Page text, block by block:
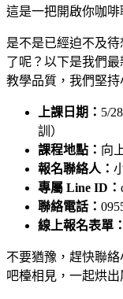
這是一把開啟你咖啡
是不是已經迫不及
了呢？以下是我們
教學品質，我們堅持
上課日期： 5/
訓）
課程地點： 向
報名聯絡人：
專屬 Line ID：
聯絡電話：
線上報名表單：
不要猶豫，趕快聯
吧檯相見，一起烘